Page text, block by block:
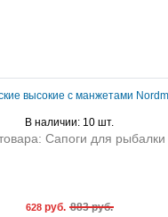
высокие с манжетами
В наличии: 10 шт.
Сапоги для рыбалки
628 руб. 883 руб.